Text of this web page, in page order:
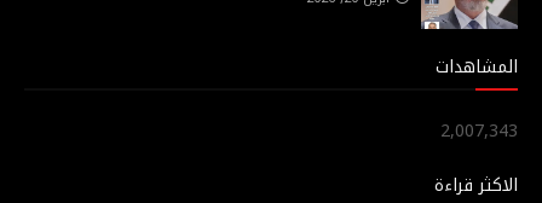
المشاهدات
2,007,343
الاكثر قراءة